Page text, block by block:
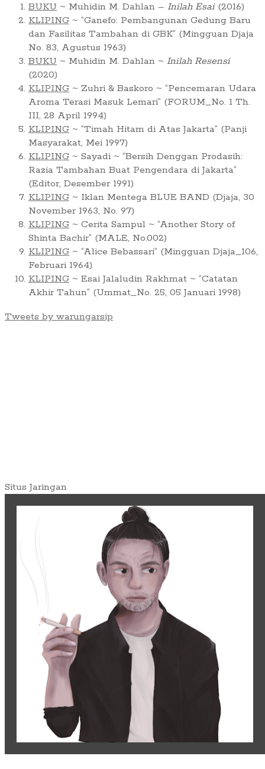
BUKU ~ Muhidin M. Dahlan – Inilah Esai(2016)
KLIPING ~ “Ganefo: Pembangunan Gedung Baru
dan Fasilitas Tambahan di GBK” (Mingguan Djaja
No. 83, Agustus 1963)
BUKU ~ Muhidin M. Dahlan ~ Inilah Resensi
(2020)
KLIPING ~ Zuhri & Baskoro ~ “Pencemaran Udara
Aroma Terasi Masuk Lemari” (FORUM_No. 1 Th.
III, 28 April 1994)
KLIPING ~ “Timah Hitam di Atas Jakarta” (Panji
Masyarakat, Mei 1997)
KLIPING ~ Sayadi ~ “Bersih Denggan Prodasih:
Razia Tambahan Buat Pengendara di Jakarta”
(Editor, Desember 1991)
KLIPING ~ Iklan Mentega BLUE BAND (Djaja, 30
November 1963, No. 97)
KLIPING ~ Cerita Sampul ~ “Another Story of
Shinta Bachir” (MALE, No.002)
KLIPING ~ “Alice Bebassari” (Mingguan Djaja_106,
Februari 1964)
KLIPING ~ Esai Jalaludin Rakhmat ~ “Catatan
Akhir Tahun” (Ummat_No. 25, 05 Januari 1998)
Tweets by warungarsip
Situs Jaringan